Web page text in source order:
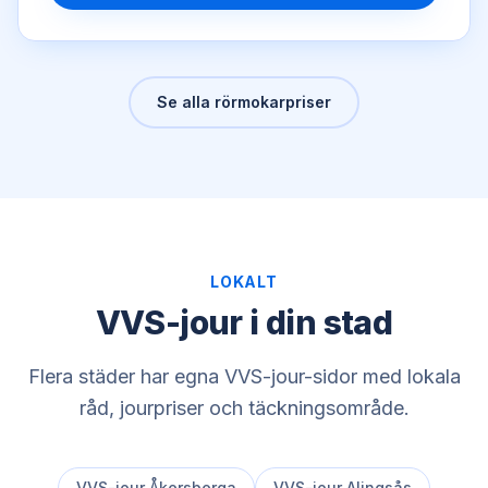
Se alla rörmokarpriser
LOKALT
VVS-jour i din stad
Flera städer har egna VVS-jour-sidor med lokala
råd, jourpriser och täckningsområde.